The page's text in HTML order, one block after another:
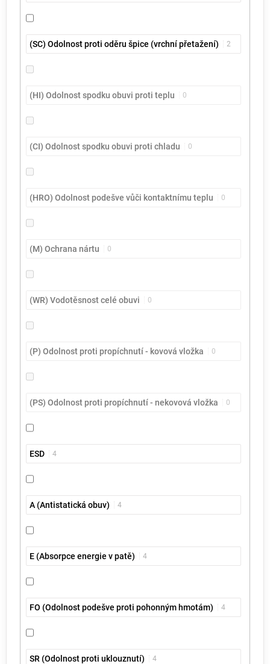
(SC) Odolnost proti oděru špice (vrchní přetažení) 2
(HI) Odolnost spodku obuvi proti teplu 0
(CI) Odolnost spodku obuvi proti chladu 0
(HRO) Odolnost podešve vůči kontaktnímu teplu 0
(M) Ochrana nártu 0
(WR) Vodotěsnost celé obuvi 0
(P) Odolnost proti propíchnutí - kovová vložka 0
(PS) Odolnost proti propíchnutí - nekovová vložka 0
ESD 4
A (Antistatická obuv) 4
E (Absorpce energie v patě) 4
FO (Odolnost podešve proti pohonným hmotám) 4
SR (Odolnost proti uklouznutí) 4